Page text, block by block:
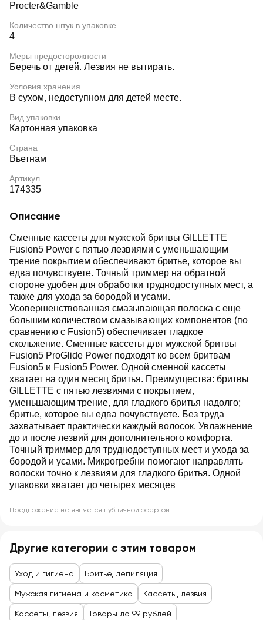
Procter&Gamble
Количество штук в упаковке
4
Меры предосторожности
Беречь от детей. Лезвия не вытирать.
Условия хранения
В сухом, недоступном для детей месте.
Вид упаковки
Картонная упаковка
Страна
Вьетнам
Артикул
174335
Описание
Сменные кассеты для мужской бритвы GILLETTE
Fusion5 Power с пятью лезвиями с уменьшающим
трение покрытием обеспечивают бритье, которое вы
едва почувствуете. Точный триммер на обратной
стороне удобен для обработки труднодоступных мест, а
также для ухода за бородой и усами.
Усовершенствованная смазывающая полоска с еще
большим количеством смазывающих компонентов (по
сравнению с Fusion5) обеспечивает гладкое
скольжение. Сменные кассеты для мужской бритвы
Fusion5 ProGlide Power подходят ко всем бритвам
Fusion5 и Fusion5 Power. Одной сменной кассеты
хватает на один месяц бритья. Преимущества: бритвы
GILLETTE с пятью лезвиями с покрытием,
уменьшающим трение, для гладкого бритья надолго;
бритье, которое вы едва почувствуете. Без труда
захватывает практически каждый волосок. Увлажнение
до и после лезвий для дополнительного комфорта.
Точный триммер для труднодоступных мест и ухода за
бородой и усами. Микрогребни помогают направлять
волоски точно к лезвиям для гладкого бритья. Одной
упаковки хватает до четырех месяцев
Предложение не является публичной офертой
Другие категории с этим товаром
Уход и гигиена Бритье, депиляция
Мужская гигиена и косметика Кассеты, лезвия
Кассеты, лезвия Товары до 99 рублей